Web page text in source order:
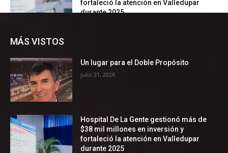
MÁS VISTOS
Un lugar para el Doble Propósito
julio 31, 2026
Hospital De La Gente gestionó más de
$38 mil millones en inversión y
fortaleció la atención en Valledupar
durante 2025